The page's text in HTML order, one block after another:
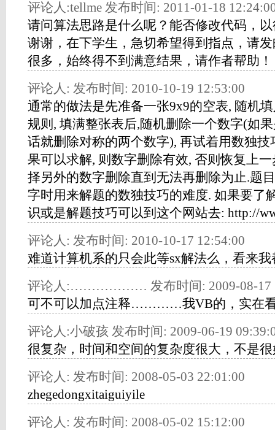
评论人:tellme 发布时间: 2011-01-18
请问算法思路是什么呢？能否修改代码，
谢谢，在下学生，急切希望得到指点，请
很多，始终得不到满意结果，请作者帮助！
评论人: 发布时间: 2010-10-19 12:53:00
通常的做法是先准备一张9x9的空表, 随机
规则, 填满整张表后,随机删除一个数字(如
话就删除对称的两个数字), 再试着用数独
果可以求解, 则数字删除有效, 否则恢复上
择另外的数字删除直到无法再删除为止.题
字时用来解题的数独技巧的难度. 如果要了
识或是解题技巧可以到这个网站去: http://
评论人: 发布时间: 2010-10-17 12:54:00
难道计算机系的只会此等sx解法么，看来
评论人:……………… 发布时间: 2009-08-17
可不可以加点注释…………我VB的，实在
评论人:小破孩 发布时间: 2009-06-19
很复杂，时间和空间的复杂度很大，不是
评论人: 发布时间: 2008-05-03 22:01:00
zhegedongxitaiguiyile
评论人: 发布时间: 2008-05-02 15:12:00